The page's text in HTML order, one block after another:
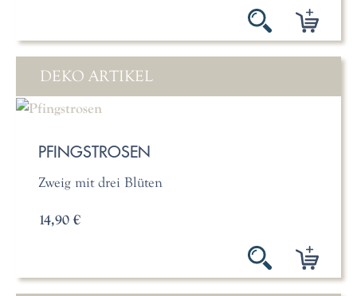
DEKO ARTIKEL
PFINGSTROSEN
Zweig mit drei Blüten
14,90 €